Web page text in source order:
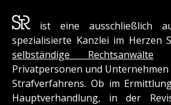
ist eine ausschließlich
spezialisierte Kanzlei im Herzen
selbständige Rechtsanwälte
Privatpersonen und Unternehmen
Strafverfahrens. Ob im
Hauptverhandlung, in der